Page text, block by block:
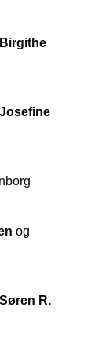
Birgithe
Josefine
og
Søren R.